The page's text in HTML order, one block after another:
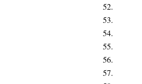
52.
53.
54.
55.
56.
57.